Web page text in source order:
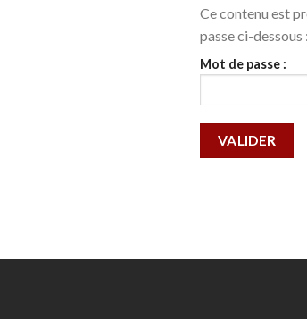
Ce contenu est
passe ci-dessous :
Mot de passe :